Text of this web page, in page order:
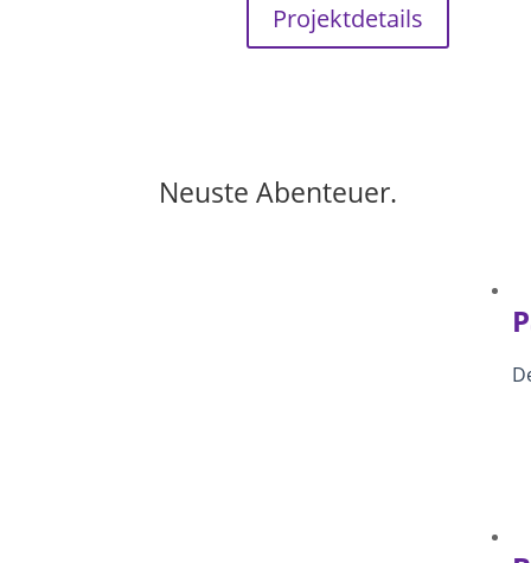
Projektdetails
Neuste Abenteuer.